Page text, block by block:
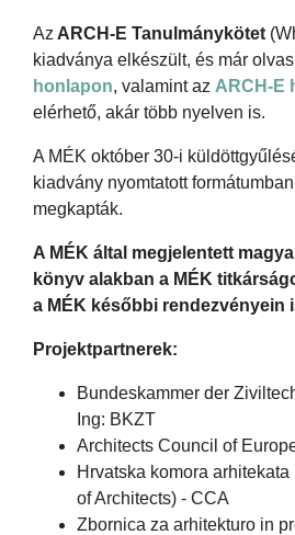
Az ARCH-E Tanulmánykötet
kiadványa elkészült, és már
honlapon, valamint az ARCH-E
elérhető, akár több nyelven is.
A MÉK október 30-i
kiadvány nyomtatott
megkapták.
A MÉK által megjelentett
könyv alakban a MÉK
a MÉK későbbi rendezvényein
Projektpartnerek:
Bundeskammer der
Ing: BKZT
Architects Council of
Hrvatska komora
of Architects) - CCA
Zbornica za arhitekturo in